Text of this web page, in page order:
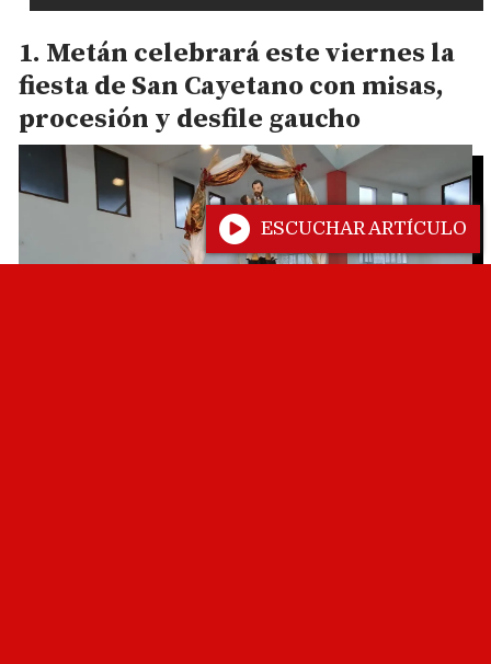
Metán celebrará este viernes la
fiesta de San Cayetano con misas,
procesión y desfile gaucho
ESCUCHAR ARTÍCULO